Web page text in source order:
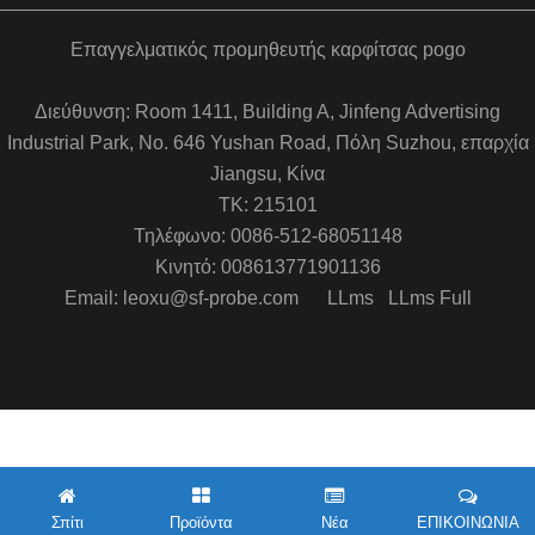
Επαγγελματικός προμηθευτής καρφίτσας pogo
Διεύθυνση: Room 1411, Building A, Jinfeng Advertising
Industrial Park, No. 646 Yushan Road, Πόλη Suzhou, επαρχία
Jiangsu, Κίνα
ΤΚ: 215101
Τηλέφωνο: 0086-512-68051148
Κινητό: 008613771901136
Email: leoxu@sf-probe.com
LLms LLms Full
Σπίτι Προϊόντα Νέα ΕΠΙΚΟΙΝΩΝΙΑ